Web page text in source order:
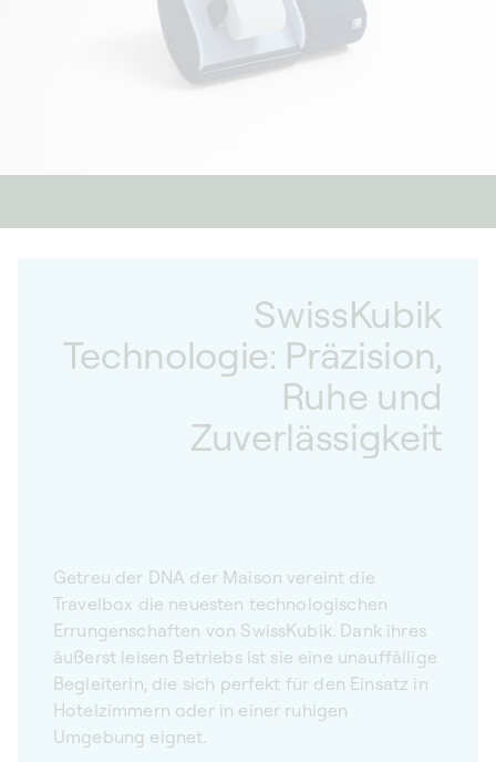
Stößen und Reibung, während sich das schlichte und
elegante Design nahtlos in Ihre Reiseutensilien einfügt.
Es wurde für anspruchsvolle Uhrenliebhaber entwickelt
mechanische Unversehrtheit zu beeinträchtigen.
SwissKubik
Technologie: Präzision,
Ruhe und
Zuverlässigkeit
Getreu der DNA der Maison vereint die
Travelbox die neuesten technologischen
Errungenschaften von SwissKubik. Dank ihres
äußerst leisen Betriebs ist sie eine unauffällige
Begleiterin, die sich perfekt für den Einsatz in
Hotelzimmern oder in einer ruhigen
Umgebung eignet.